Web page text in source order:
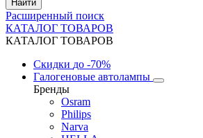
Расширенный поиск
КАТАЛОГ ТОВАРОВ
КАТАЛОГ ТОВАРОВ
Скидки до -70%
Галогеновые автолампы
Бренды
Osram
Philips
Narva